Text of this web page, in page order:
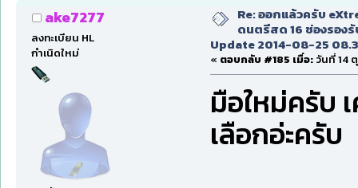
ake7277
ลงทะเบียน HL
กำเนิดใหม่
Re: ออกแล้วครับ
ดนตรีสด 16 ช่องรอง
Update 2014-08-25
« ตอบกลับ #185 เมื่อ: วันที่ 14
มือใหม่ครับ
เลือกอ่ะครับ